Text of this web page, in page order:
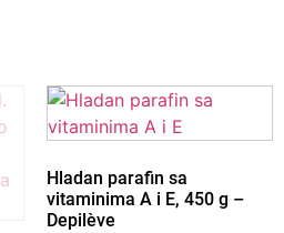
Brz pregled
Hladan parafin sa
vitaminima A i E, 450 g –
Depilève